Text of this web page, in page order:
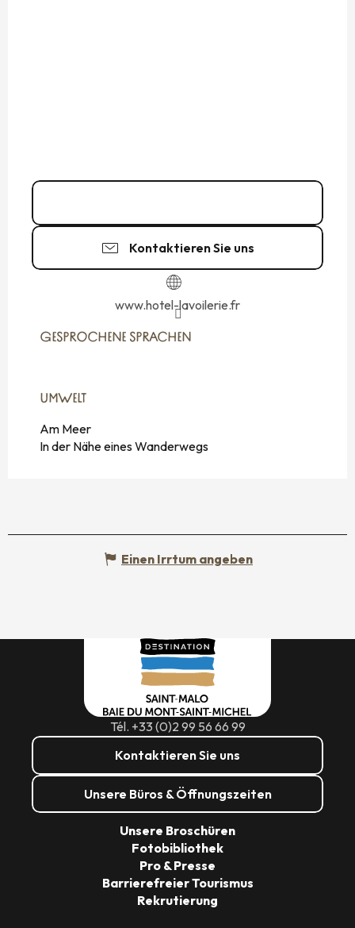
Kontaktieren Sie uns
www.hotel-lavoilerie.fr
GESPROCHENE SPRACHEN
GESPROCHENE SPRACHEN
UMWELT
UMWELT
Am Meer
In der Nähe eines Wanderwegs
Einen Irrtum angeben
Tél. +33 (0)2 99 56 66 99
Kontaktieren Sie uns
Unsere Büros & Öffnungszeiten
Unsere Broschüren
Fotobibliothek
Pro & Presse
Barrierefreier Tourismus
Rekrutierung